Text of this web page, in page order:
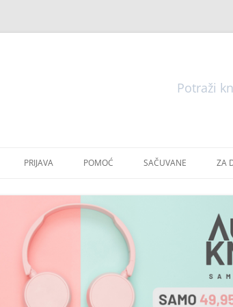
do
PRIJAVA POMOĆ SAČUVANE ZA